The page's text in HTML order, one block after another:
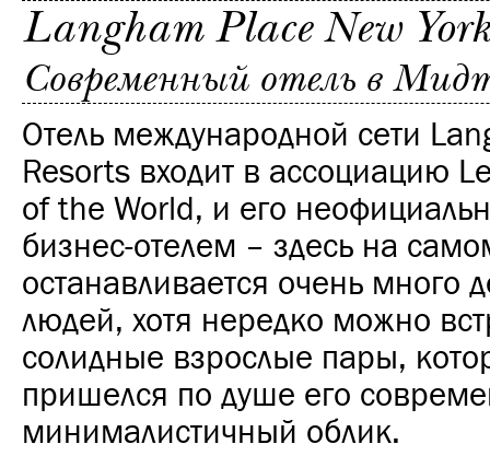
Langham Place New York
Современный отель в
Отель международной сети
Resorts‎ входит в ассоциацию
of the World, и его
бизнес-отелем – здесь на
останавливается очень много
людей, хотя нередко можно
солидные взрослые пары,
пришелся по душе его
минималистичный облик.